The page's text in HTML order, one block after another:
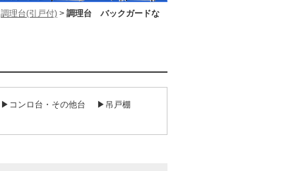
調理台(引戸付) > 調理台 バックガードな
▶コンロ台・その他台
▶吊戸棚